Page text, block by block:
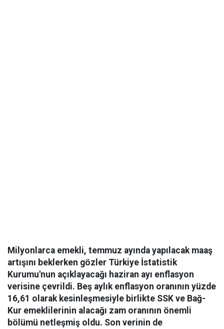
Milyonlarca emekli, temmuz ayında yapılacak maaş
artışını beklerken gözler Türkiye İstatistik
Kurumu'nun açıklayacağı haziran ayı enflasyon
verisine çevrildi. Beş aylık enflasyon oranının yüzde
16,61 olarak kesinleşmesiyle birlikte SSK ve Bağ-
Kur emeklilerinin alacağı zam oranının önemli
bölümü netleşmiş oldu. Son verinin de